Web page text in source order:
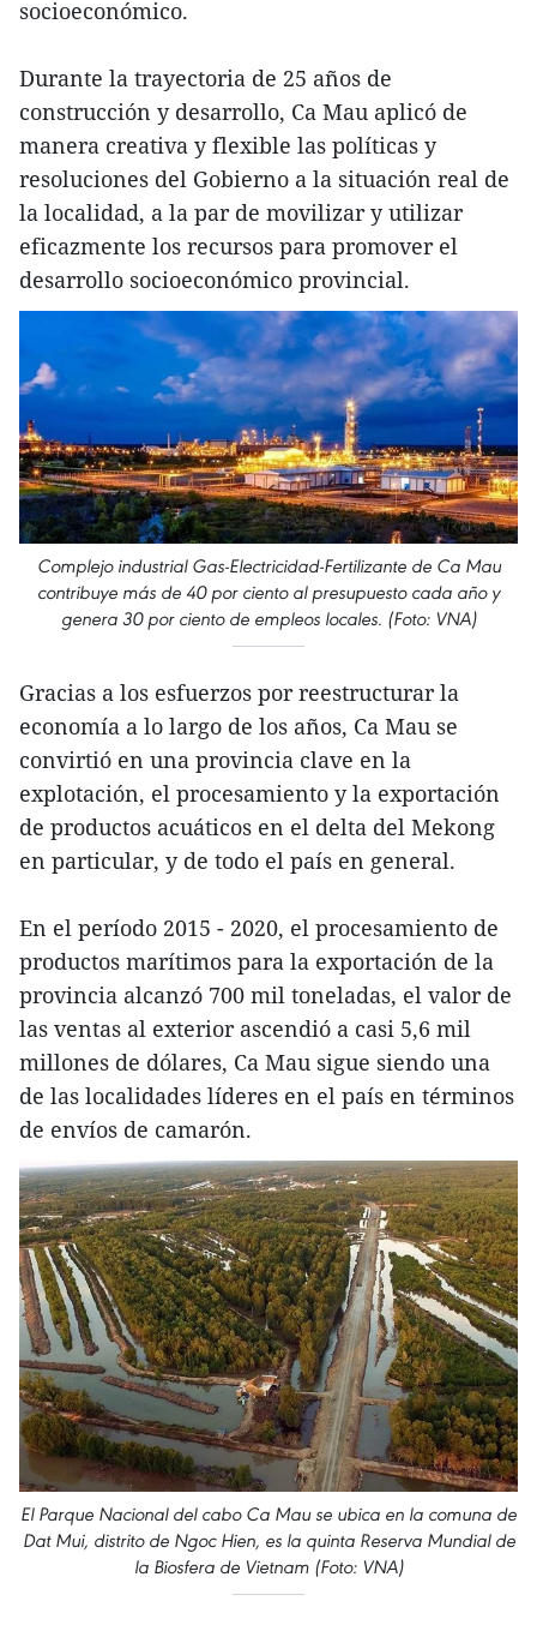
socioeconómico.
Durante la trayectoria de 25 años de
construcción y desarrollo, Ca Mau aplicó de
manera creativa y flexible las políticas y
resoluciones del Gobierno a la situación real de
la localidad, a la par de movilizar y utilizar
eficazmente los recursos para promover el
desarrollo socioeconómico provincial.
Complejo industrial Gas-Electricidad-Fertilizante de Ca Mau
contribuye más de 40 por ciento al presupuesto cada año y
genera 30 por ciento de empleos locales. (Foto: VNA)
Gracias a los esfuerzos por reestructurar la
economía a lo largo de los años, Ca Mau se
convirtió en una provincia clave en la
explotación, el procesamiento y la exportación
de productos acuáticos en el delta del Mekong
en particular, y de todo el país en general.
En el período 2015 - 2020, el procesamiento de
productos marítimos para la exportación de la
provincia alcanzó 700 mil toneladas, el valor de
las ventas al exterior ascendió a casi 5,6 mil
millones de dólares, Ca Mau sigue siendo una
de las localidades líderes en el país en términos
de envíos de camarón.
El Parque Nacional del cabo Ca Mau se ubica en la comuna de
Dat Mui, distrito de Ngoc Hien, es la quinta Reserva Mundial de
la Biosfera de Vietnam (Foto: VNA)